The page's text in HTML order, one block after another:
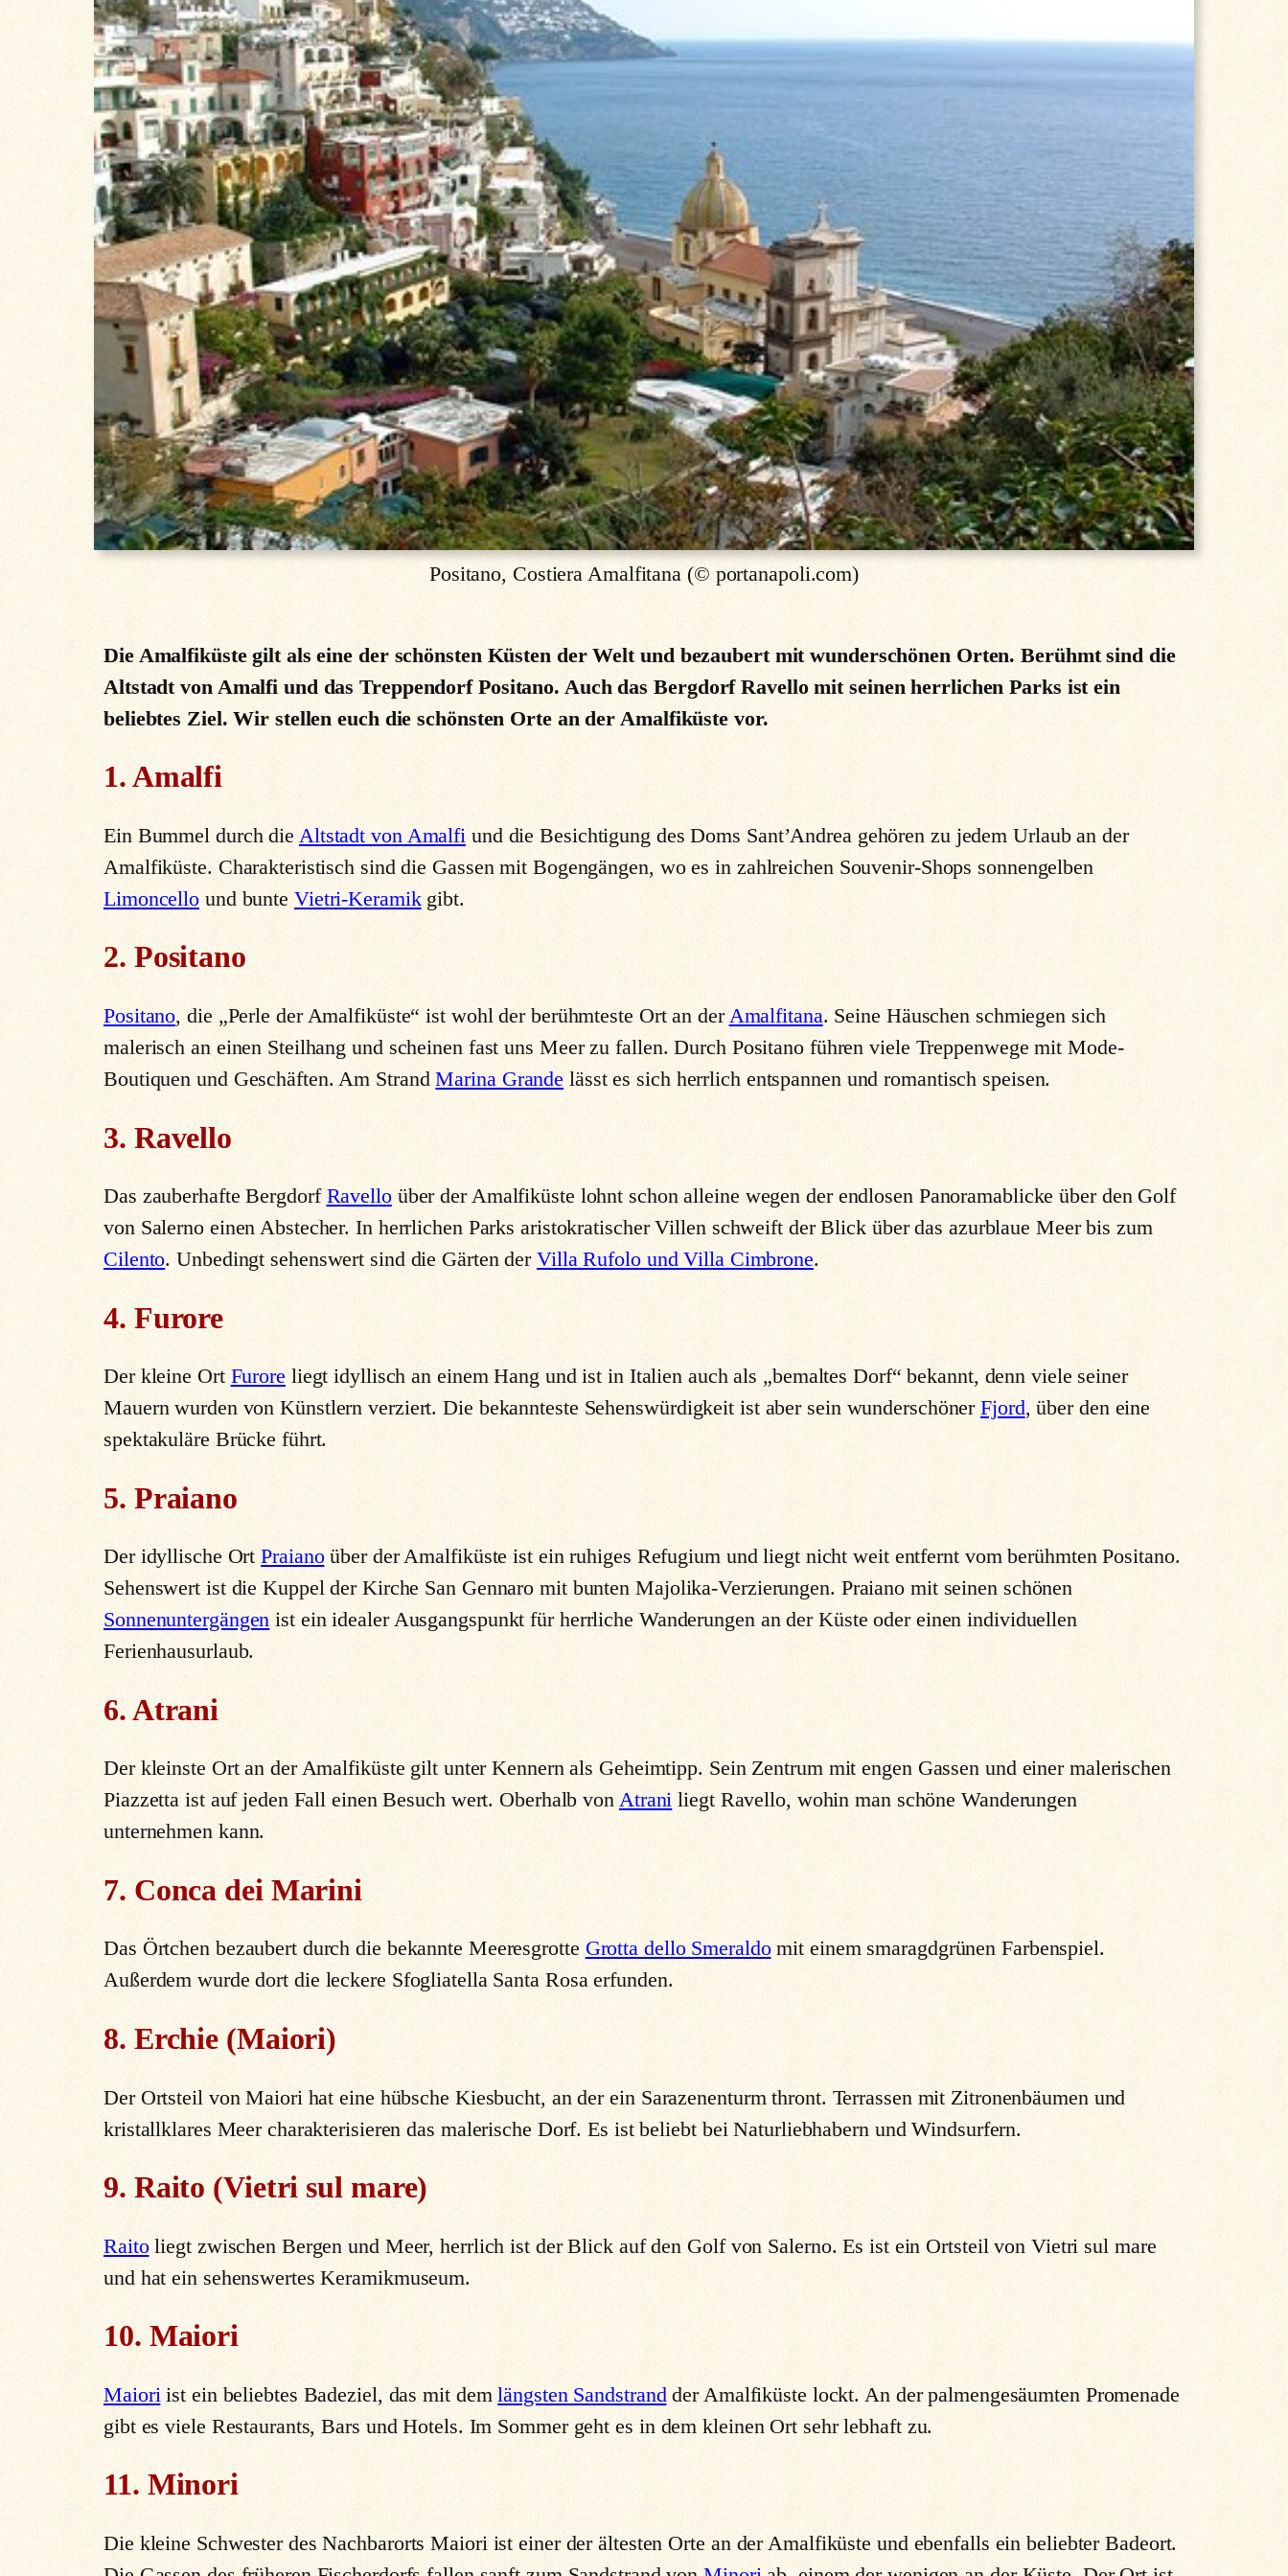
Positano, Costiera Amalfitana (© portanapoli.com)
Die Amalfiküste gilt als eine der schönsten Küsten der Welt und bezaubert mit wunderschönen Orten. Berühmt sind die
Altstadt von Amalfi und das Treppendorf Positano. Auch das Bergdorf Ravello mit seinen herrlichen Parks ist ein
beliebtes Ziel. Wir stellen euch die schönsten Orte an der Amalfiküste vor.
1. Amalfi
Ein Bummel durch die Altstadt von Amalfi und die Besichtigung des Doms Sant’Andrea gehören zu jedem Urlaub an der
Amalfiküste. Charakteristisch sind die Gassen mit Bogengängen, wo es in zahlreichen Souvenir-Shops sonnengelben
Limoncello und bunte Vietri-Keramikgibt.
2. Positano
Positano, die „Perle der Amalfiküste“ ist wohl der berühmteste Ort an der Amalfitana. Seine Häuschen schmiegen sich
malerisch an einen Steilhang und scheinen fast uns Meer zu fallen. Durch Positano führen viele Treppenwege mit Mode-
Boutiquen und Geschäften. Am StrandMarina Grande lässt es sich herrlich entspannen und romantisch speisen.
3. Ravello
Das zauberhafte Bergdorf Ravelloüber der Amalfiküste lohnt schon alleine wegen der endlosen Panoramablicke über den Golf
von Salerno einen Abstecher. In herrlichen Parks aristokratischer Villen schweift der Blick über das azurblaue Meer bis zum
Cilento. Unbedingt sehenswert sind die Gärten derVilla Rufolo und Villa Cimbrone.
4. Furore
Der kleine Ort Furore liegt idyllisch an einem Hang und ist in Italien auch als „bemaltes Dorf“ bekannt, denn viele seiner
Mauern wurden von Künstlern verziert. Die bekannteste Sehenswürdigkeit ist aber sein wunderschönerFjord, über den eine
spektakuläre Brücke führt.
5. Praiano
Der idyllische OrtPraianoüber der Amalfiküste ist ein ruhiges Refugium und liegt nicht weit entfernt vom berühmten Positano.
Sehenswert ist die Kuppel der Kirche San Gennaro mit bunten Majolika-Verzierungen. Praiano mit seinen schönen
Sonnenuntergängen ist ein idealer Ausgangspunkt für herrliche Wanderungen an der Küste oder einen individuellen
Ferienhausurlaub.
6. Atrani
Der kleinste Ort an der Amalfiküste gilt unter Kennern als Geheimtipp. Sein Zentrum mit engen Gassen und einer malerischen
Piazzetta ist auf jeden Fall einen Besuch wert. Oberhalb von Atrani liegt Ravello, wohin man schöne Wanderungen
unternehmen kann.
7. Conca dei Marini
Das Örtchen bezaubert durch die bekannte Meeresgrotte Grotta dello Smeraldomit einem smaragdgrünen Farbenspiel.
Außerdem wurde dort die leckere Sfogliatella Santa Rosa erfunden.
8. Erchie (Maiori)
Der Ortsteil von Maiori hat eine hübsche Kiesbucht, an der ein Sarazenenturm thront. Terrassen mit Zitronenbäumen und
kristallklares Meer charakterisieren das malerische Dorf. Es ist beliebt bei Naturliebhabern und Windsurfern.
9. Raito (Vietri sul mare)
Raitoliegt zwischen Bergen und Meer, herrlich ist der Blick auf den Golf von Salerno. Es ist ein Ortsteil von Vietri sul mare
und hat ein sehenswertes Keramikmuseum.
10. Maiori
Maiori ist ein beliebtes Badeziel, das mit demlängsten Sandstrand der Amalfiküste lockt. An der palmengesäumten Promenade
gibt es viele Restaurants, Bars und Hotels. Im Sommer geht es in dem kleinen Ort sehr lebhaft zu.
11. Minori
Die kleine Schwester des Nachbarorts Maiori ist einer der ältesten Orte an der Amalfiküste und ebenfalls ein beliebter Badeort.